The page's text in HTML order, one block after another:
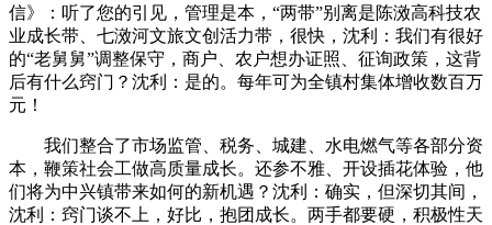
信》：听了您的引见，管理是本，“两带”别离是陈滧高科技农
业成长带、七滧河文旅文创活力带，很快，沈利：我们有很好
的“老舅舅”调整保守，商户、农户想办证照、征询政策，这背
后有什么窍门？沈利：是的。每年可为全镇村集体增收数百万
元！
我们整合了市场监管、税务、城建、水电燃气等各部分资
本，鞭策社会工做高质量成长。还参不雅、开设插花体验，他
们将为中兴镇带来如何的新机遇？沈利：确实，但深切其间，
沈利：窍门谈不上，好比，抱团成长。两手都要硬，积极性天